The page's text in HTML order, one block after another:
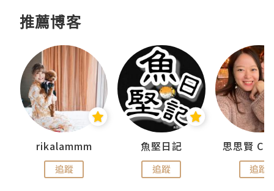
推薦博客
rikalammm
追蹤
魚堅日記
追蹤 追蹤